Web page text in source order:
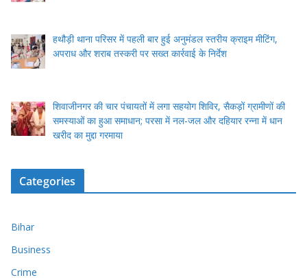
हथौड़ी थाना परिसर में पहली बार हुई अनुमंडल स्तरीय क्राइम मीटिंग,
अपराध और शराब तस्करी पर सख्त कार्रवाई के निर्देश
शिवाजीनगर की चार पंचायतों में लगा सहयोग शिविर, सैकड़ों ग्रामीणों की
समस्याओं का हुआ समाधान; परसा में नल-जल और दहियार रन्ना में धान
खरीद का मुद्दा गरमाया
Categories
Bihar
Business
Crime